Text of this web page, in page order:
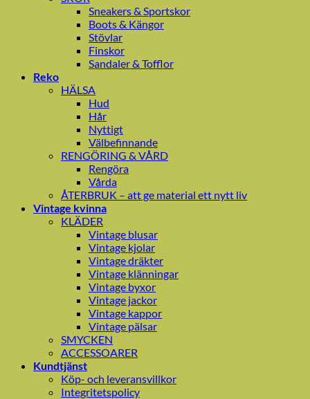
Sneakers & Sportskor
Boots & Kängor
Stövlar
Finskor
Sandaler & Tofflor
Reko
HÄLSA
Hud
Hår
Nyttigt
Välbefinnande
RENGÖRING & VÅRD
Rengöra
Vårda
ÅTERBRUK – att ge material ett nytt liv
Vintage kvinna
KLÄDER
Vintage blusar
Vintage kjolar
Vintage dräkter
Vintage klänningar
Vintage byxor
Vintage jackor
Vintage kappor
Vintage pälsar
SMYCKEN
ACCESSOARER
Kundtjänst
Köp- och leveransvillkor
Integritetspolicy